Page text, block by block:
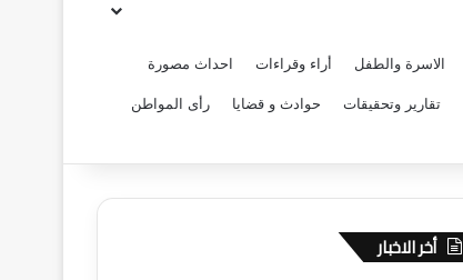
الاسرة والطفل أراء وقراءات احداث مصورة
تقارير وتحقيقات حوادث و قضايا رأى المواطن
أخر الاخبار